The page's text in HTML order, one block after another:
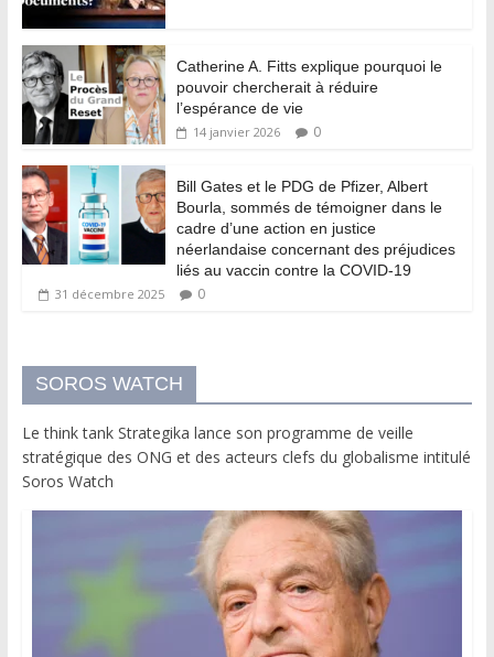
Catherine A. Fitts explique pourquoi le
pouvoir chercherait à réduire
l’espérance de vie
14 janvier 2026 0
Bill Gates et le PDG de Pfizer, Albert
Bourla, sommés de témoigner dans le
cadre d’une action en justice
néerlandaise concernant des préjudices
liés au vaccin contre la COVID-19
31 décembre 2025 0
SOROS WATCH
Le think tank Strategika lance son programme de veille
stratégique des ONG et des acteurs clefs du globalisme intitulé
Soros Watch